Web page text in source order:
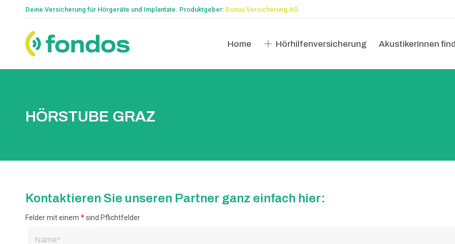
Deine Versicherung für Hörgeräte und Implantate. Produktgeber: Donau Versicherung AG
Home Hörhilfenversicherung AkustikerInnen
HÖRSTUBE GRAZ
Kontaktieren Sie unseren Partner ganz einfach hier:
Felder mit einem *sind Pflichtfelder
Home Hörhilfenversicherung AkustikerInnen